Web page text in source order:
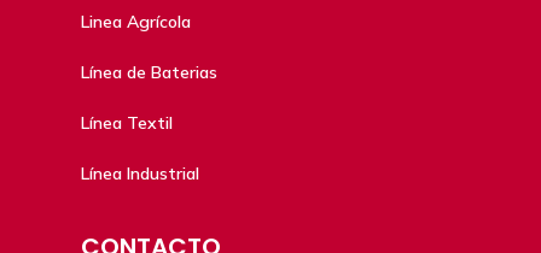
Linea Agrícola
Línea de Baterias
Línea Textil
Línea Industrial